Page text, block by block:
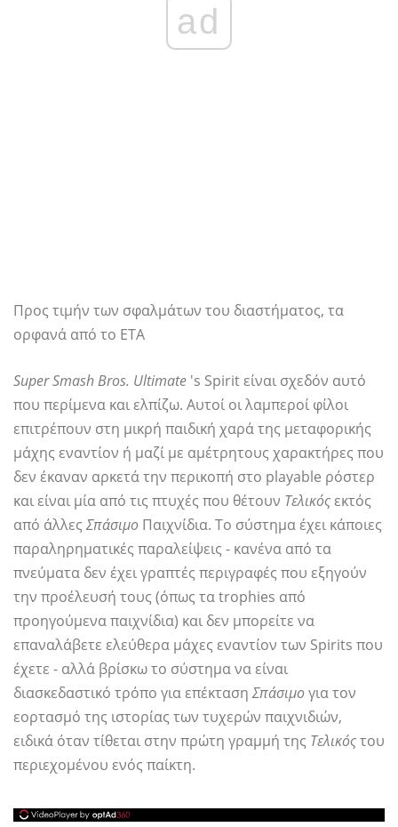
ad
Προς τιμήν των σφαλμάτων του διαστήματος, τα
ορφανά από το ΕΤΑ
Super Smash Bros. Ultimate 's Spirit είναι σχεδόν αυτό
που περίμενα και ελπίζω. Αυτοί οι λαμπεροί φίλοι
επιτρέπουν στη μικρή παιδική χαρά της μεταφορικής
μάχης εναντίον ή μαζί με αμέτρητους χαρακτήρες που
δεν έκαναν αρκετά την περικοπή στο playable ρόστερ
και είναι μία από τις πτυχές που θέτουν Τελικόςεκτός
από άλλες Σπάσιμο Παιχνίδια. Το σύστημα έχει κάποιες
παραληρηματικές παραλείψεις - κανένα από τα
πνεύματα δεν έχει γραπτές περιγραφές που εξηγούν
την προέλευσή τους (όπως τα trophies από
προηγούμενα παιχνίδια) και δεν μπορείτε να
επαναλάβετε ελεύθερα μάχες εναντίον των Spirits που
έχετε - αλλά βρίσκω το σύστημα να είναι
διασκεδαστικό τρόπο για επέκταση Σπάσιμογια τον
εορτασμό της ιστορίας των τυχερών παιχνιδιών,
ειδικά όταν τίθεται στην πρώτη γραμμή της Τελικόςτου
περιεχομένου ενός παίκτη.